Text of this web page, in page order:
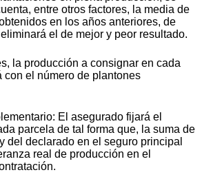
entre otros factores, la media de
en los años anteriores, de
el de mejor y peor resultado.
la producción a consignar en cada
con el número de plantones
El asegurado fijará el
parcela de tal forma que, la suma de
del declarado en el seguro principal
real de producción en el